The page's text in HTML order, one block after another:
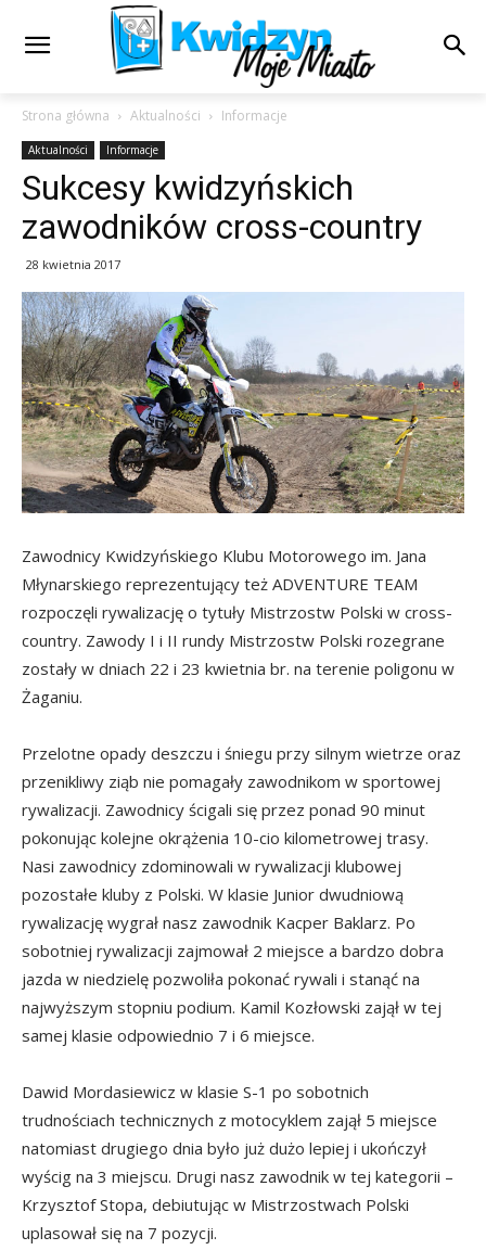
Strona główna Aktualności Informacje
Aktualności Informacje
Sukcesy kwidzyńskich
zawodników cross-country
28 kwietnia 2017
Zawodnicy Kwidzyńskiego Klubu Motorowego im. Jana
Młynarskiego reprezentujący też ADVENTURE TEAM
rozpoczęli rywalizację o tytuły Mistrzostw Polski w cross-
country. Zawody I i II rundy Mistrzostw Polski rozegrane
zostały w dniach 22 i 23 kwietnia br. na terenie poligonu w
Żaganiu.
Przelotne opady deszczu i śniegu przy silnym wietrze oraz
przenikliwy ziąb nie pomagały zawodnikom w sportowej
rywalizacji. Zawodnicy ścigali się przez ponad 90 minut
pokonując kolejne okrążenia 10-cio kilometrowej trasy.
Nasi zawodnicy zdominowali w rywalizacji klubowej
pozostałe kluby z Polski. W klasie Junior dwudniową
rywalizację wygrał nasz zawodnik Kacper Baklarz. Po
sobotniej rywalizacji zajmował 2 miejsce a bardzo dobra
jazda w niedzielę pozwoliła pokonać rywali i stanąć na
najwyższym stopniu podium. Kamil Kozłowski zajął w tej
samej klasie odpowiednio 7 i 6 miejsce.
Dawid Mordasiewicz w klasie S-1 po sobotnich
trudnościach technicznych z motocyklem zajął 5 miejsce
natomiast drugiego dnia było już dużo lepiej i ukończył
wyścig na 3 miejscu. Drugi nasz zawodnik w tej kategorii –
Krzysztof Stopa, debiutując w Mistrzostwach Polski
uplasował się na 7 pozycji.